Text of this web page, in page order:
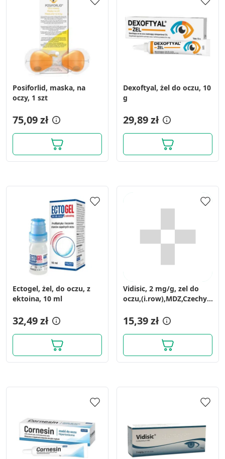
Posiforlid, maska, na
oczy, 1 szt
75,09 zł
Dexoftyal, żel do oczu, 10
g
29,89 zł
Ectogel, żel, do oczu, z
ektoina, 10 ml
32,49 zł
Vidisic, 2 mg/g, zel do
oczu,(i.row),MDZ,Czechy,
15,39 zł